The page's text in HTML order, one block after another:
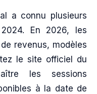
a connu plusieurs
En 2026, les
revenus, modèles
le site officiel du
les sessions
à la date de